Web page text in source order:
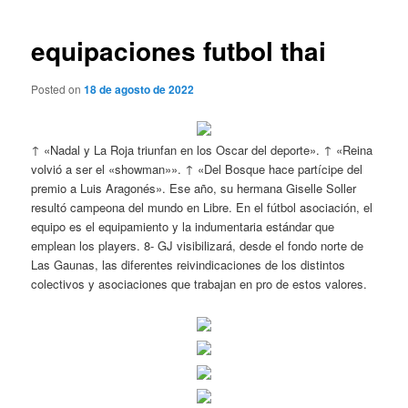
equipaciones futbol thai
Posted on18 de agosto de 2022
↑ «Nadal y La Roja triunfan en los Oscar del deporte». ↑ «Reina
volvió a ser el «showman»». ↑ «Del Bosque hace partícipe del
premio a Luis Aragonés». Ese año, su hermana Giselle Soller
resultó campeona del mundo en Libre. En el fútbol asociación, el
equipo es el equipamiento y la indumentaria estándar que
emplean los players. 8- GJ visibilizará, desde el fondo norte de
Las Gaunas, las diferentes reivindicaciones de los distintos
colectivos y asociaciones que trabajan en pro de estos valores.